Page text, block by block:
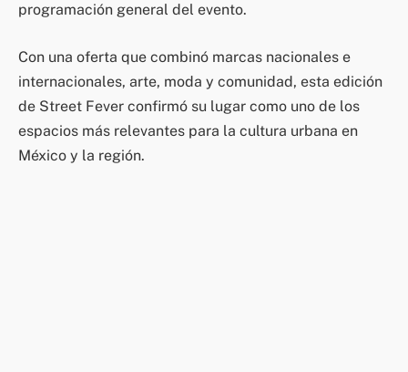
programación general del evento.
Con una oferta que combinó marcas nacionales e
internacionales, arte, moda y comunidad, esta edición
de Street Fever confirmó su lugar como uno de los
espacios más relevantes para la cultura urbana en
México y la región.